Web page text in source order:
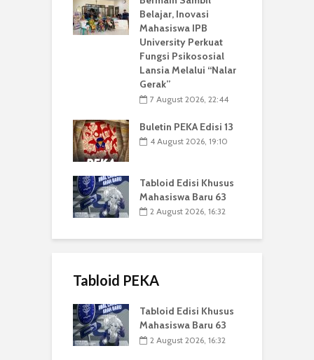
Belajar, Inovasi
Mahasiswa IPB
University Perkuat
Fungsi Psikososial
Lansia Melalui “Nalar
Gerak”
7 August 2026, 22:44
Buletin PEKA Edisi 13
4 August 2026, 19:10
Tabloid Edisi Khusus
Mahasiswa Baru 63
2 August 2026, 16:32
Tabloid PEKA
Tabloid Edisi Khusus
Mahasiswa Baru 63
2 August 2026, 16:32